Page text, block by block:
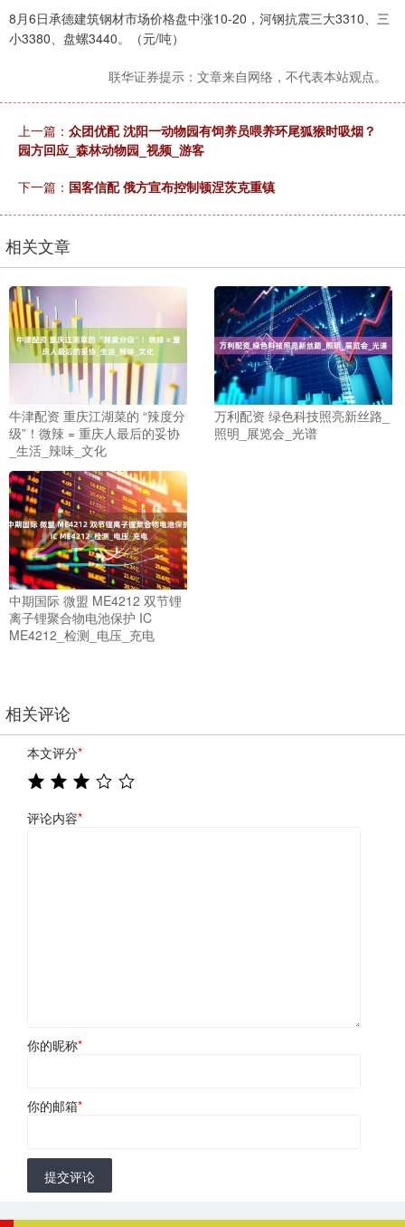
8月6日承德建筑钢材市场价格盘中涨10-20，河钢抗震三大3310、三
小3380、盘螺3440。（元/吨）
联华证券提示：文章来自网络，不代表本站观点。
上一篇： 众团优配 沈阳一动物园有饲养员喂养环尾狐猴时吸烟？
园方回应_森林动物园_视频_游客
下一篇： 国客信配 俄方宣布控制顿涅茨克重镇
相关文章
牛津配资 重庆江湖菜的 “辣度分
级”！微辣 = 重庆人最后的妥协
_生活_辣味_文化
万利配资 绿色科技照亮新丝路_
照明_展览会_光谱
中期国际 微盟 ME4212 双节锂
离子锂聚合物电池保护 IC
ME4212_检测_电压_充电
相关评论
本文评分*
评论内容*
你的昵称*
你的邮箱*
提交评论